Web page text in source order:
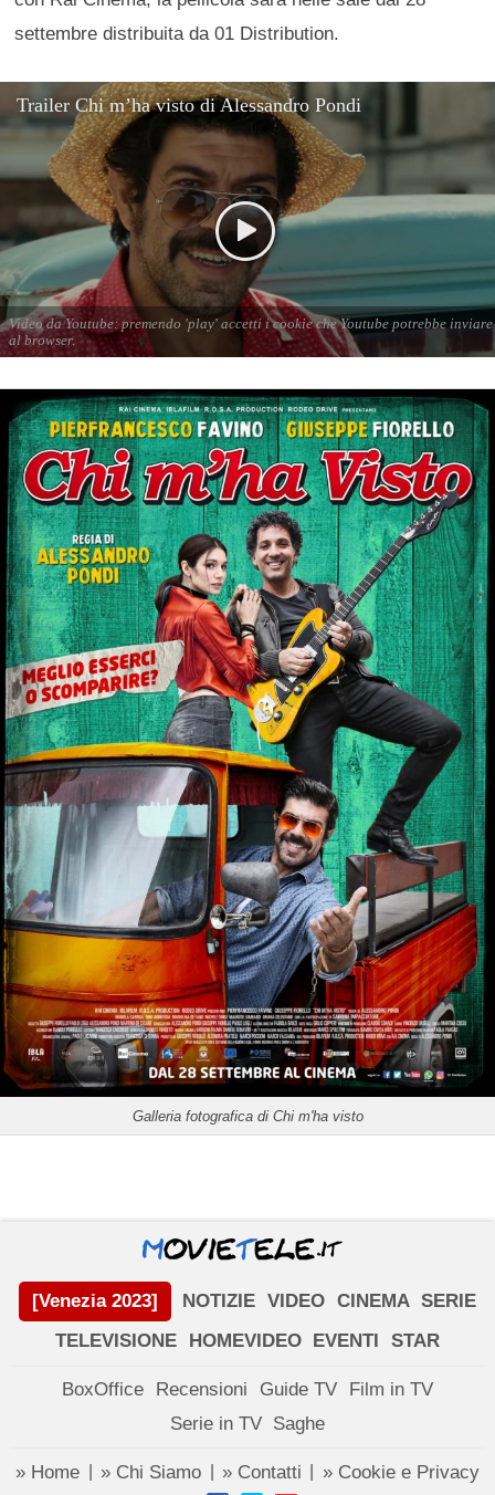
settembre distribuita da 01 Distribution.
Galleria fotografica di Chi m'ha visto
[Venezia 2023] NOTIZIE VIDEO CINEMA SERIE
TELEVISIONE
HOMEVIDEO EVENTI STAR
BoxOffice Recensioni Guide TV
Film in TV
Serie in TV Saghe
» Home » Chi Siamo » Contatti » Cookie e Privacy